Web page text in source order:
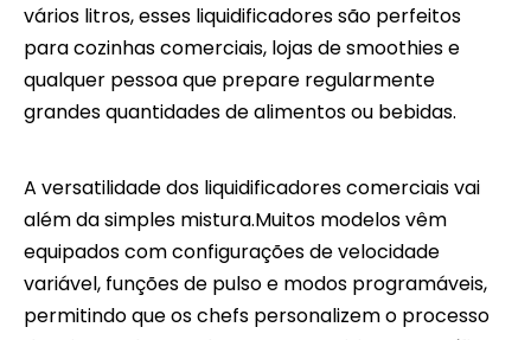
vários litros, esses liquidificadores são perfeitos
para cozinhas comerciais, lojas de smoothies e
qualquer pessoa que prepare regularmente
grandes quantidades de alimentos ou bebidas.
A versatilidade dos liquidificadores comerciais vai
além da simples mistura.Muitos modelos vêm
equipados com configurações de velocidade
variável, funções de pulso e modos programáveis,
permitindo que os chefs personalizem o processo